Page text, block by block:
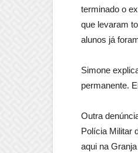
terminado o
que levaram
alunos já
Simone
permanente.
Outra
Polícia Militar
aqui na